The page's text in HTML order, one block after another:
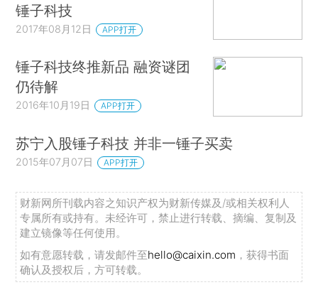
锤子科技
2017年08月12日 APP打开
锤子科技终推新品 融资谜团
仍待解
2016年10月19日 APP打开
苏宁入股锤子科技 并非一锤子买卖
2015年07月07日 APP打开
财新网所刊载内容之知识产权为财新传媒及/或相关权利人
专属所有或持有。未经许可，禁止进行转载、摘编、复制及
建立镜像等任何使用。
如有意愿转载，请发邮件至hello@caixin.com ，获得书面
确认及授权后，方可转载。